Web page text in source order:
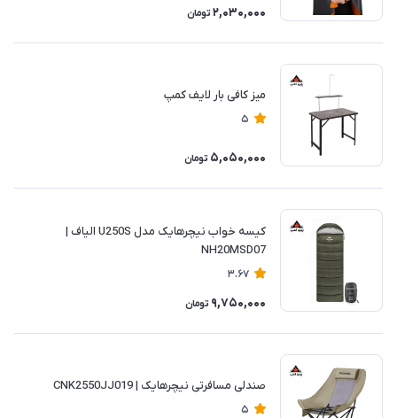
2,030,000 تومان
میز کافی بار لایف کمپ
5
5,050,000 تومان
کیسه خواب نیچرهایک مدل U250S الیاف |
NH20MSD07
3.67
9,750,000 تومان
صندلی مسافرتی نیچرهایک | CNK2550JJ019
5